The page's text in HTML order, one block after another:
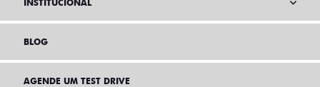
INSTITUCIONAL
BLOG
AGENDE UM TEST DRIVE